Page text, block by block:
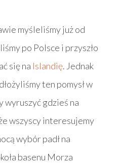
myśleliśmy już od
po Polsce i przyszło
się na Islandię. Jednak
ten pomysł w
wyruszyć gdzieś na
wszyscy interesujemy
wybór padł na
basenu Morza